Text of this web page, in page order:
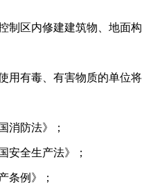
制区内修建建筑物、地面
用有毒、有害物质的单位
消防法》；
安全生产法》；
条例》；